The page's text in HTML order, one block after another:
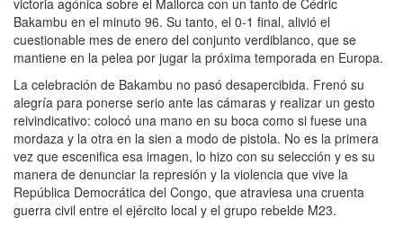
Bakambu en el minuto 96. Su tanto, el 0-1 final, alivió el
cuestionable mes de enero del conjunto verdiblanco, que se
mantiene en la pelea por jugar la próxima temporada en Europa.
La celebración de Bakambu no pasó desapercibida. Frenó su
alegría para ponerse serio ante las cámaras y realizar un gesto
reivindicativo: colocó una mano en su boca como si fuese una
mordaza y la otra en la sien a modo de pistola. No es la primera
vez que escenifica esa imagen, lo hizo con su selección y es su
manera de denunciar la represión y la violencia que vive la
República Democrática del Congo, que atraviesa una cruenta
guerra civil entre el ejército local y el grupo rebelde M23.